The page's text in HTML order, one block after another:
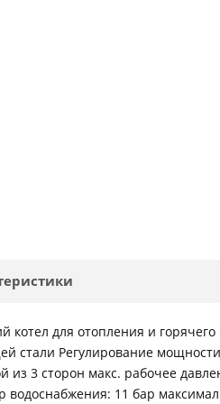
котел для отопления и
стали Регулирование
из 3 сторон макс. рабочее
водоснабжения: 11 бар